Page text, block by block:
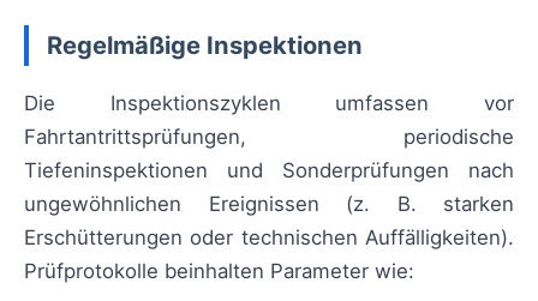
Regelmäßige Inspektionen
Die Inspektionszyklen umfassen vor
Fahrtantrittsprüfungen, periodische
Tiefeninspektionen und Sonderprüfungen nach
ungewöhnlichen Ereignissen (z. B. starken
Erschütterungen oder technischen Auffälligkeiten).
Prüfprotokolle beinhalten Parameter wie: